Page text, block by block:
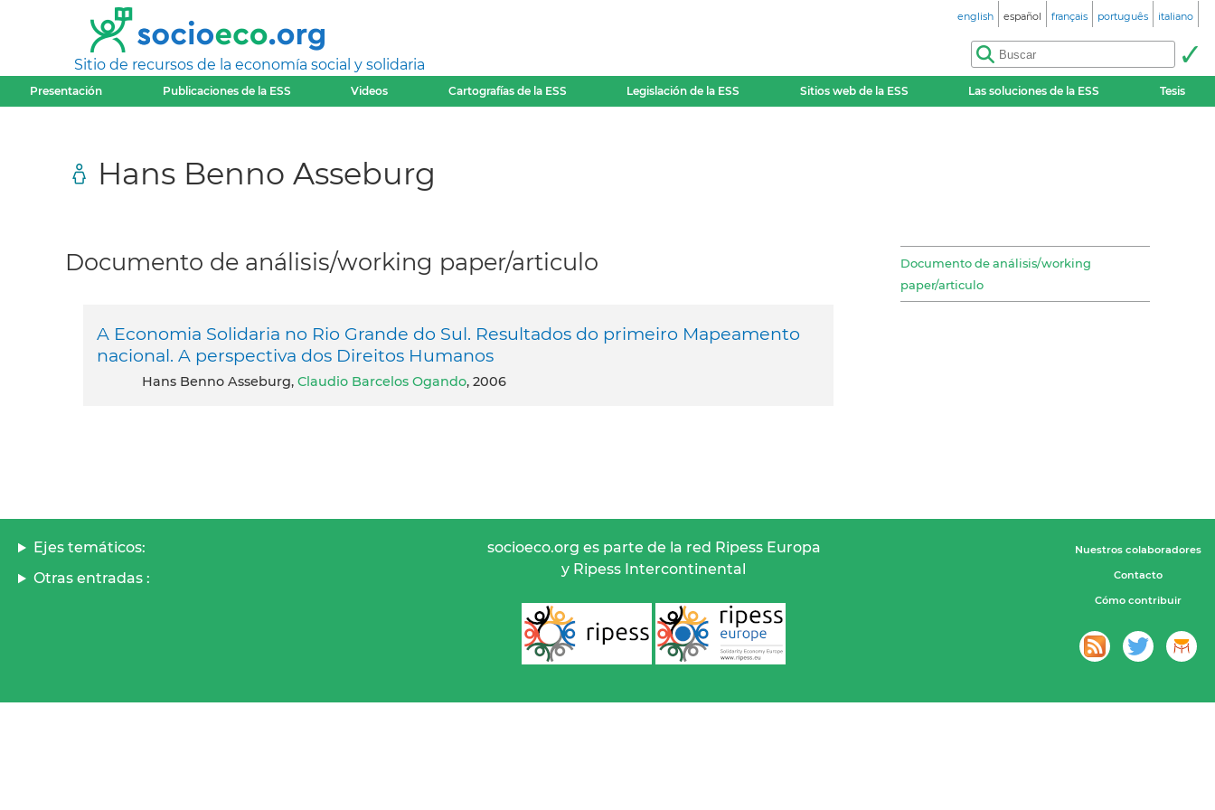
Sitio de recursos de la economía social y solidaria
english español français português italiano
Presentación Publicaciones de la ESS Videos Cartografías de la ESS Legislación de la ESS Sitios web de la ESS Las soluciones de la ESS Tesis
Hans Benno Asseburg
Documento de análisis/working
paper/articulo
Documento de análisis/working paper/articulo
A Economia Solidaria no Rio Grande do Sul. Resultados do primeiro Mapeamento
nacional. A perspectiva dos Direitos Humanos
Hans Benno Asseburg, Claudio Barcelos Ogando, 2006
Ejes temáticos:
Otras entradas :
socioeco.org es parte de la red Ripess Europa
y Ripess Intercontinental
Nuestros colaboradores
Contacto
Cómo contribuir